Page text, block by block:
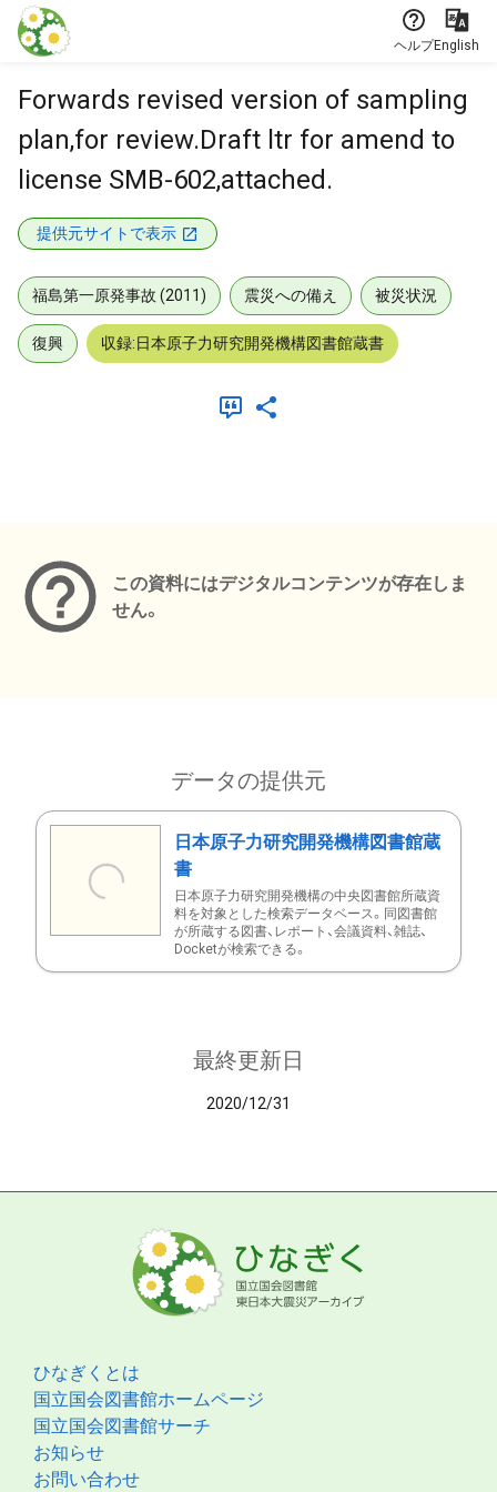
本文に飛ぶ
ヘルプEnglish
Forwards revised version of sampling
plan,for review.Draft ltr for amend to
license SMB-602,attached.
提供元サイトで表示
福島第一原発事故 (2011) 震災への備え 被災状況
復興 収録:日本原子力研究開発機構図書館蔵書
この資料にはデジタルコンテンツが存在しま
せん。
データの提供元
日本原子力研究開発機構図書館蔵
書
日本原子力研究開発機構の中央図書館所蔵資
料を対象とした検索データベース。同図書館
が所蔵する図書、レポート、会議資料、雑誌、
Docketが検索できる。
最終更新日
2020/12/31
ひなぎくとは
国立国会図書館ホームページ
国立国会図書館サーチ
お知らせ
お問い合わせ